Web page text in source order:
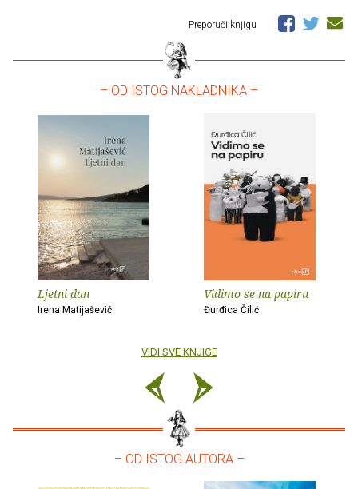
Preporuči knjigu
– OD ISTOG NAKLADNIKA –
Ljetni dan
Irena Matijašević
Vidimo se na papiru
Đurđica Čilić
VIDI SVE KNJIGE
– OD ISTOG AUTORA –